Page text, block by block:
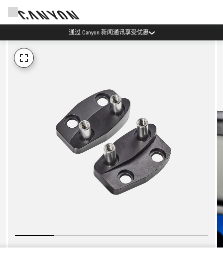
通过 Canyon 新闻通讯享受优惠